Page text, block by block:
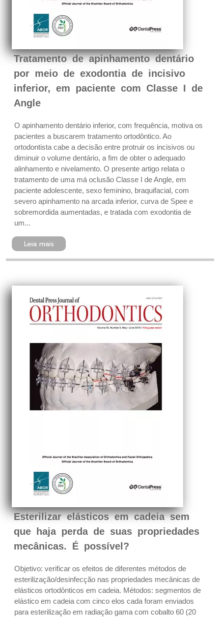
Tratamento de apinhamento dentário
por meio de exodontia de incisivo
inferior, em paciente com Classe I de
Angle
O apinhamento dentário inferior, com frequência, motiva os
pacientes a buscarem tratamento ortodôntico. Ao
ortodontista cabe a decisão entre protruir os incisivos ou
diminuir o volume dentário, a fim de obter o adequado
alinhamento e nivelamento. O presente artigo relata o
tratamento de uma má oclusão Classe I de Angle, em
paciente adolescente, sexo feminino, braquifacial, com
severo apinhamento na arcada inferior, curva de Spee e
sobremordida aumentadas, e tratada com exodontia de
um...
Leia mais
Esterilizar elásticos em cadeia sem
que haja perda de suas propriedades
mecânicas. É possível?
Objetivo: verificar os efeitos de diferentes métodos de
esterilização/desinfecção nas propriedades mecânicas de
elásticos ortodônticos em cadeia. Métodos: segmentos de
elástico em cadeia com cinco elos cada foram enviados
para esterilização em radiação gama com cobalto 60 (20